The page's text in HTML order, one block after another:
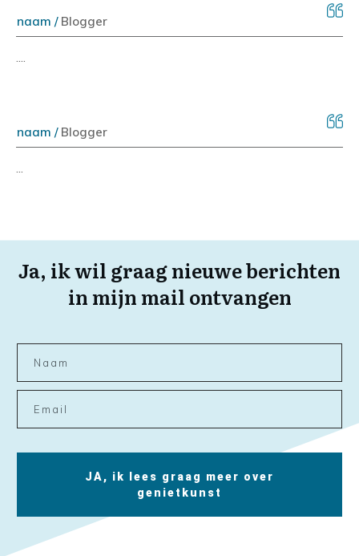
naam /Blogger
....
naam /Blogger
...
Ja, ik wil graag nieuwe berichten
in mijn mail ontvangen
JA, ik lees graag meer over
genietkunst